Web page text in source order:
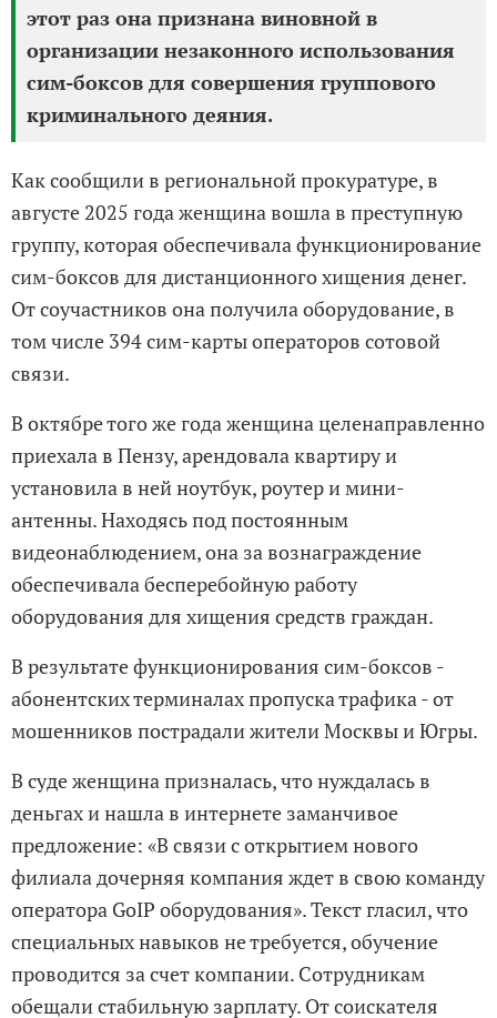
этот раз она признана виновной в
организации незаконного использования
сим-боксов для совершения группового
криминального деяния.
Как сообщили в региональной прокуратуре, в
августе 2025 года женщина вошла в преступную
группу, которая обеспечивала функционирование
сим-боксов для дистанционного хищения денег.
От соучастников она получила оборудование, в
том числе 394 сим-карты операторов сотовой
связи.
В октябре того же года женщина целенаправленно
приехала в Пензу, арендовала квартиру и
установила в ней ноутбук, роутер и мини-
антенны. Находясь под постоянным
видеонаблюдением, она за вознаграждение
обеспечивала бесперебойную работу
оборудования для хищения средств граждан.
В результате функционирования сим-боксов -
абонентских терминалах пропуска трафика - от
мошенников пострадали жители Москвы и Югры.
В суде женщина призналась, что нуждалась в
деньгах и нашла в интернете заманчивое
предложение: «В связи с открытием нового
филиала дочерняя компания ждет в свою команду
оператора GoIP оборудования». Текст гласил, что
специальных навыков не требуется, обучение
проводится за счет компании. Сотрудникам
обещали стабильную зарплату. От соискателя